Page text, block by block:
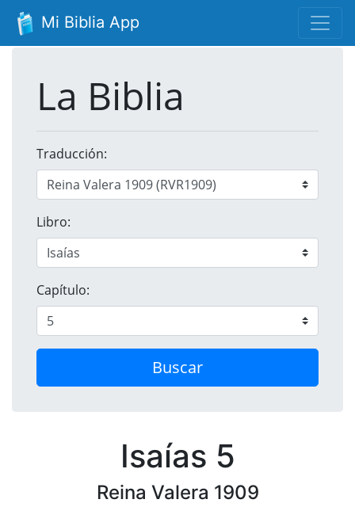
Mi Biblia App
La Biblia
Traducción:
Libro:
Capítulo:
Buscar
Isaías 5
Reina Valera 1909